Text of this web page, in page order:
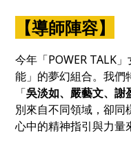
【導師陣容】
今年「POWER TALK
能」的夢幻組合。我
「吳淡如、嚴藝文、
別來自不同領域，卻同
心中的精神指引與力量